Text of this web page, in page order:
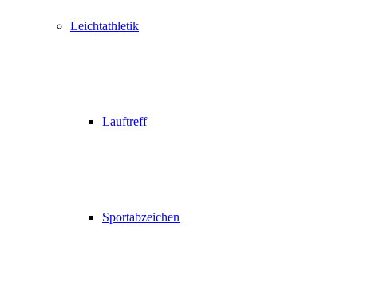
Leichtathletik
Lauftreff
Sportabzeichen